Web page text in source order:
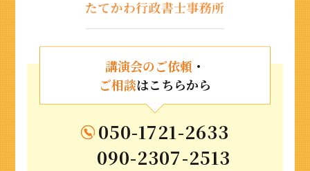
講演会のご依頼 ・
ご相談はこちらから
050-1721-2633
090-2307-2513